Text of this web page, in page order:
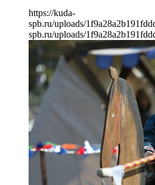
https://kuda-
spb.ru/uploads/
spb.ru/uploads/